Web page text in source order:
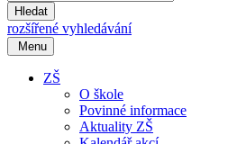
Hledat
rozšířené vyhledávání
Menu
ZŠ
O škole
Povinné informace
Aktuality ZŠ